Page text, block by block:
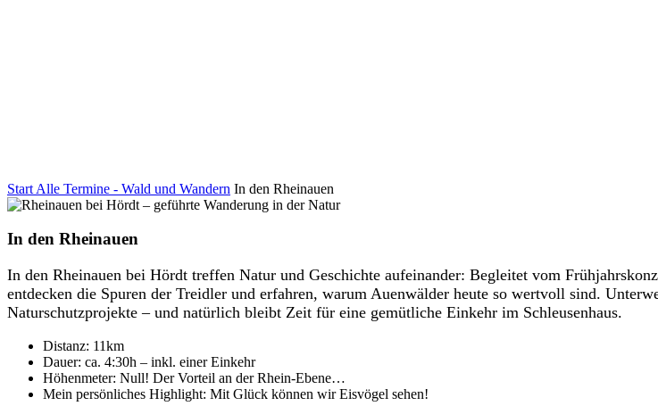
Start Alle Termine - Wald und Wandern In den Rheinauen
In den Rheinauen
In den Rheinauen bei Hördt treffen Natur und Geschichte aufeinander: Begleitet vom
entdecken die Spuren der Treidler und erfahren, warum Auenwälder heute so wertvoll sind.
Naturschutzprojekte – und natürlich bleibt Zeit für eine gemütliche Einkehr im Schleusenhaus.
Distanz: 11km
Dauer: ca. 4:30h – inkl. einer Einkehr
Höhenmeter: Null! Der Vorteil an der Rhein-Ebene…
Mein persönliches Highlight: Mit Glück können wir Eisvögel sehen!